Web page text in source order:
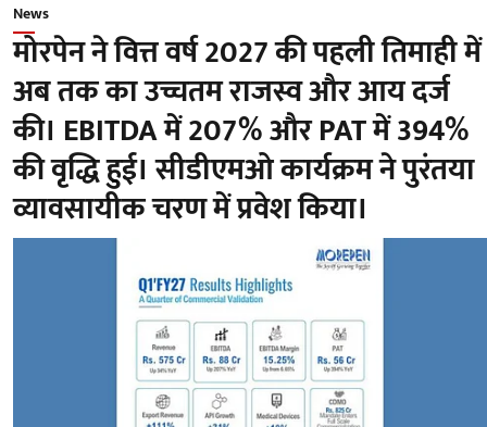
News
मोरपेन ने वित्त वर्ष 2027 की पहली तिमाही में
अब तक का उच्चतम राजस्व और आय दर्ज
की। EBITDA में 207% और PAT में 394%
की वृद्धि हुई। सीडीएमओ कार्यक्रम ने पुरंतया
व्यावसायीक चरण में प्रवेश किया।